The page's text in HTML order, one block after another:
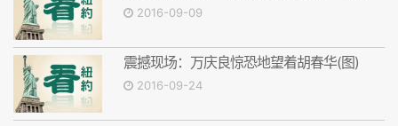
2016-09-09
震撼现场：万庆良惊恐地望着胡春华(图)
2016-09-24